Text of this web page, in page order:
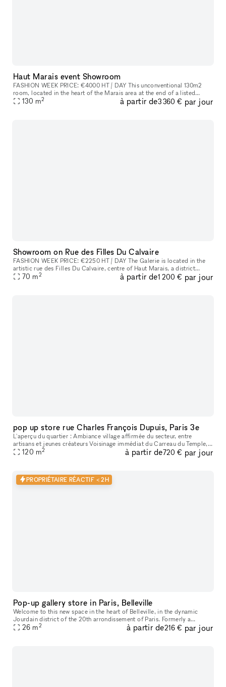
Haut Marais event Showroom
FASHION WEEK PRICE: €4000 HT / DAY This unconventional 130m2
room​,​ located in the heart of the Marais area at the end of a listed
courtyard​,​ is an outstanding site because to its stunning glass r
130 m2 à partir de3 360 € par jour
Showroom on Rue des Filles Du Calvaire
FASHION WEEK PRICE: €2250 HT / DAY The Galerie is located in the
artistic rue des Filles Du Calvaire​,​ centre of Haut Marais​,​ a district
known for its art galleries and high end boutiques on Beaum
70 m2 à partir de1 200 € par jour
pop up store rue Charles François Dupuis, Paris 3e
L'aperçu du quartier : Ambiance village affirmée du secteur, entre
artisans et jeunes créateurs Voisinage immédiat du Carreau du Temple,
lieu culturel et sportif incontournable Concentration de galer
120 m2 à partir de720 € par jour
PROPRIÉTAIRE RÉACTIF < 2H
Pop-up gallery store in Paris, Belleville
Welcome to this new space in the heart of Belleville, in the dynamic
Jourdain district of the 20th arrondissement of Paris. Formerly a
contemporary art gallery, this space has recently been renovated
26 m2 à partir de216 € par jour